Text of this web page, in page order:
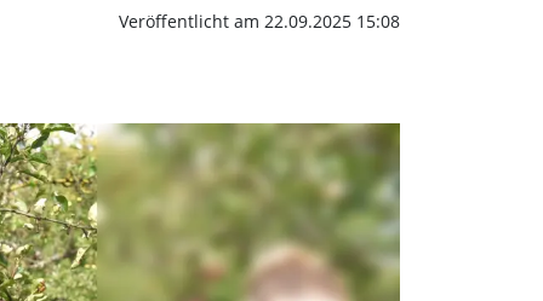
Veröffentlicht am 22.09.2025 15:08